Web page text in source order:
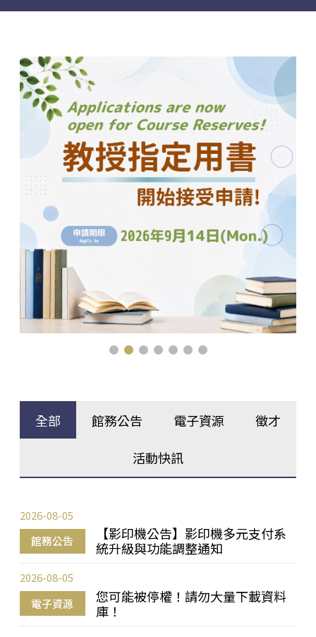
全部 館務公告 電子資源 徵才
活動快訊
館務公告
【影印機公告】影印機多元支付系
統升級與功能調整通知
2026-08-05
電子資源
您可能被停權！請勿大量下載資料
庫！
2026-08-05